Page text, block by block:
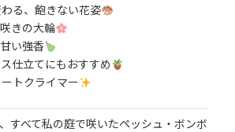
る、飽きない花姿
きの大輪
い強香
仕立てにもおすすめ
トクライマー
すべて私の庭で咲いたペッシュ・ボンボ